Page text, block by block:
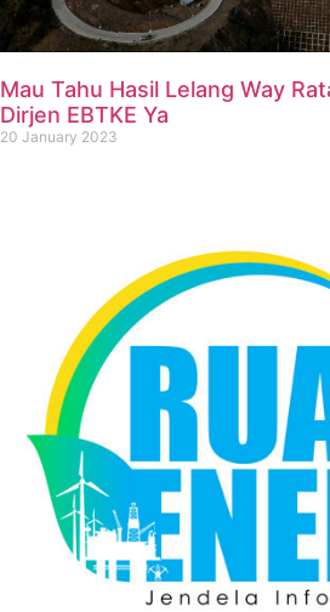
Mau Tahu Hasil Lelang Way
Dirjen EBTKE Ya
20 January 2023